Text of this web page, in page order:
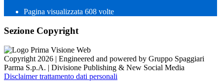
Pagina visualizzata 608 volte
Sezione Copyright
Copyright 2026 | Engineered and powered by Gruppo Spaggiari
Parma S.p.A. | Divisione Publishing & New Social Media
Disclaimer trattamento dati personali